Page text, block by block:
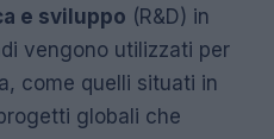
e sviluppo (R&D) in
vengono utilizzati per
come quelli situati in
globali che